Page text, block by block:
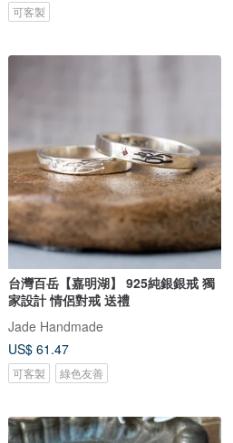
可客製
台灣百岳【嘉明湖】 925純銀銀戒 獨
家設計 情侶對戒 送禮
Jade Handmade
US$ 61.47
可客製 綠色友善